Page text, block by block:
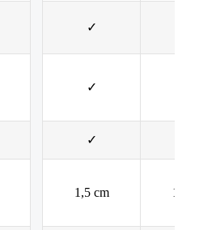
✓
✓
✓
1,5 cm 1,5